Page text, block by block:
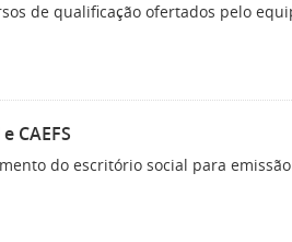
de qualificação ofertados pelo
CAEFS
do escritório social para emissão